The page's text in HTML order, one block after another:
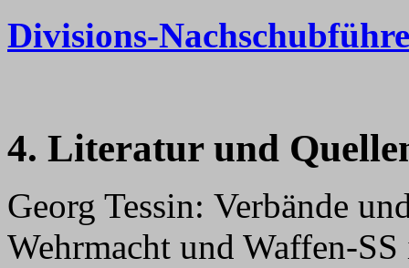
Divisions-
4. Literatur und
Georg Tessin: Verbände
Wehrmacht und Waffen-